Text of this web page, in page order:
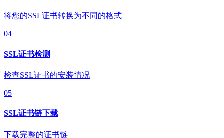
将您的SSL证书转换为不同的格式
04
SSL证书检测
检查SSL证书的安装情况
05
SSL证书链下载
下载完整的证书链